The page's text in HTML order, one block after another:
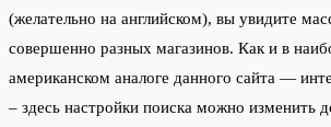
(желательно на английском), вы увидите
совершенно разных магазинов. Как и в
американском аналоге данного сайта —
– здесь настройки поиска можно изменить